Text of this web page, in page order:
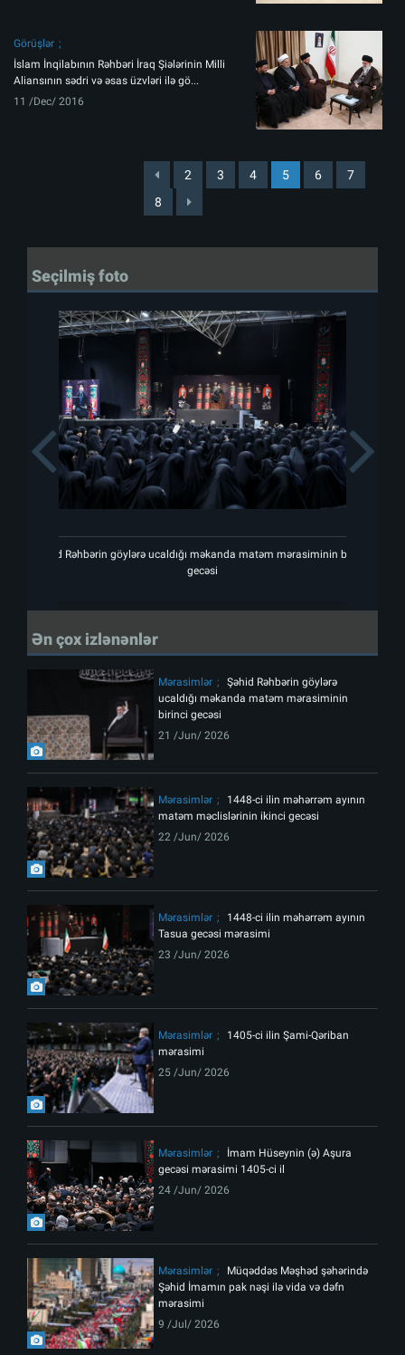
Görüşlər
İslam İnqilabının Rəhbəri İraq Şiələrinin Milli
Aliansının sədri və əsas üzvləri ilə gö...
11 /Dec/ 2016
2 3 4 5 6
7
8
Seçilmiş foto
Şəhid Rəhbərin göylərə ucaldığı məkanda matəm mərasiminin birinci
gecəsi
Previous
Ən çox izlənənlər
Mərasimlər
Şəhid Rəhbərin göylərə
ucaldığı məkanda matəm mərasiminin
birinci gecəsi
21 /Jun/ 2026
Mərasimlər
1448-ci ilin məhərrəm ayının
matəm məclislərinin ikinci gecəsi
22 /Jun/ 2026
Mərasimlər
1448-ci ilin məhərrəm ayının
Tasua gecəsi mərasimi
23 /Jun/ 2026
Mərasimlər
1405-ci ilin Şami-Qəriban
mərasimi
25 /Jun/ 2026
Mərasimlər
İmam Hüseynin (ə) Aşura
gecəsi mərasimi 1405-ci il
24 /Jun/ 2026
Mərasimlər
Müqəddəs Məşhəd şəhərində
Şəhid İmamın pak nəşi ilə vida və dəfn
mərasimi
9 /Jul/ 2026